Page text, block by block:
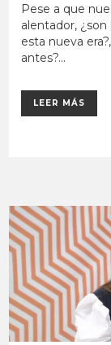
Pese a que
alentador,
esta nueva
antes?...
LEER MÁS